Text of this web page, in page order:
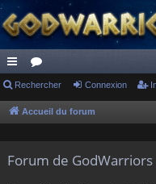
ac
co
ci
or
u
s
Rechercher Connexion
Accueil du forum
Forum de